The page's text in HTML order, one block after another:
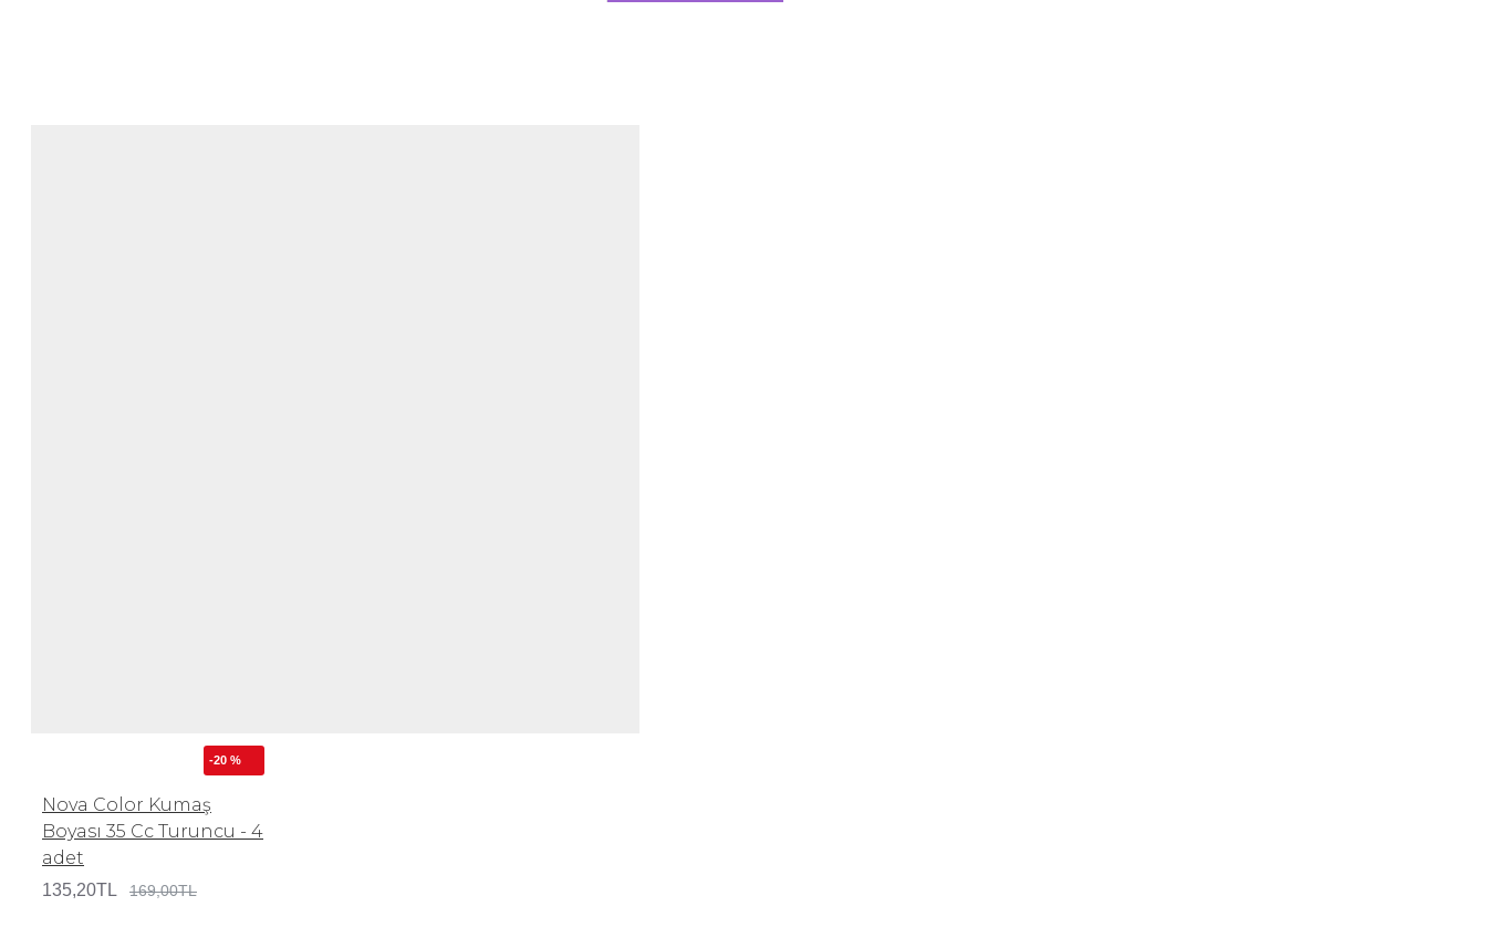
-20 %
Nova Color Kumaş
Boyası 35 Cc Turuncu - 4
adet
135,20TL 169,00TL